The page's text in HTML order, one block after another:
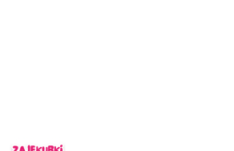
ZAJEKUBKI